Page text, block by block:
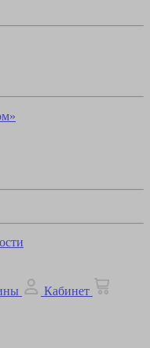
Кабинет